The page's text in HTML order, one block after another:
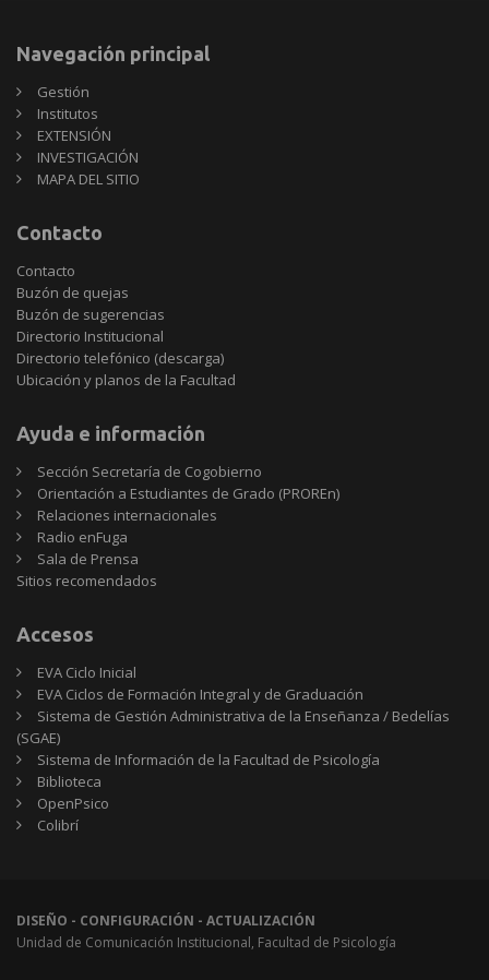
Navegación principal
Gestión
Institutos
EXTENSIÓN
INVESTIGACIÓN
MAPA DEL SITIO
Contacto
Contacto
Buzón de quejas
Buzón de sugerencias
Directorio Institucional
Directorio telefónico (descarga)
Ubicación y planos de la Facultad
Ayuda e información
Sección Secretaría de Cogobierno
Orientación a Estudiantes de Grado (PROREn)
Relaciones internacionales
Radio enFuga
Sala de Prensa
Sitios
Sitios recomendados
Accesos
EVA Ciclo Inicial
EVA Ciclos de Formación Integral y de Graduación
Sistema de Gestión Administrativa de la Enseñanza / Bedelías
(SGAE)
Sistema de Información de la Facultad de Psicología
Biblioteca
OpenPsico
Colibrí
DISEÑO - CONFIGURACIÓN - ACTUALIZACIÓN
Unidad de Comunicación Institucional, Facultad de Psicología